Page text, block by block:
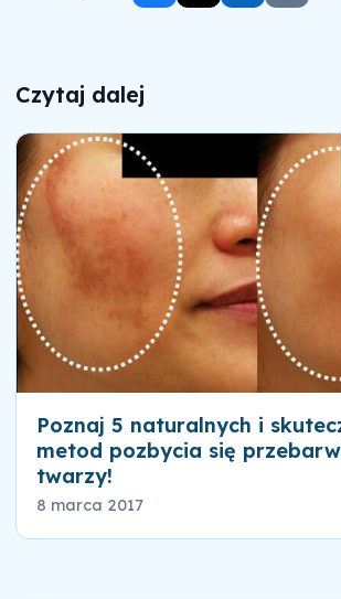
Czytaj dalej
Poznaj 5 naturalnych i
metod pozbycia się
twarzy!
8 marca 2017